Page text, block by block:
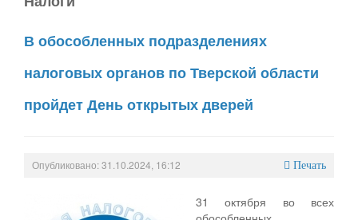
В обособленных подразделениях
налоговых органов по Тверской области
пройдет День открытых дверей
Опубликовано: 31.10.2024, 16:12 Печать
31 октября во всех